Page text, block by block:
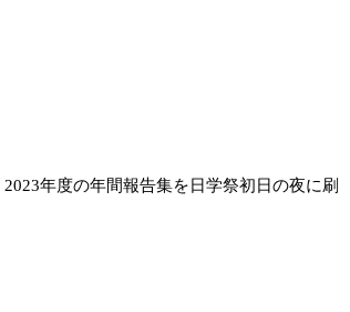
2023年度の年間報告集を日学祭初日の夜に刷